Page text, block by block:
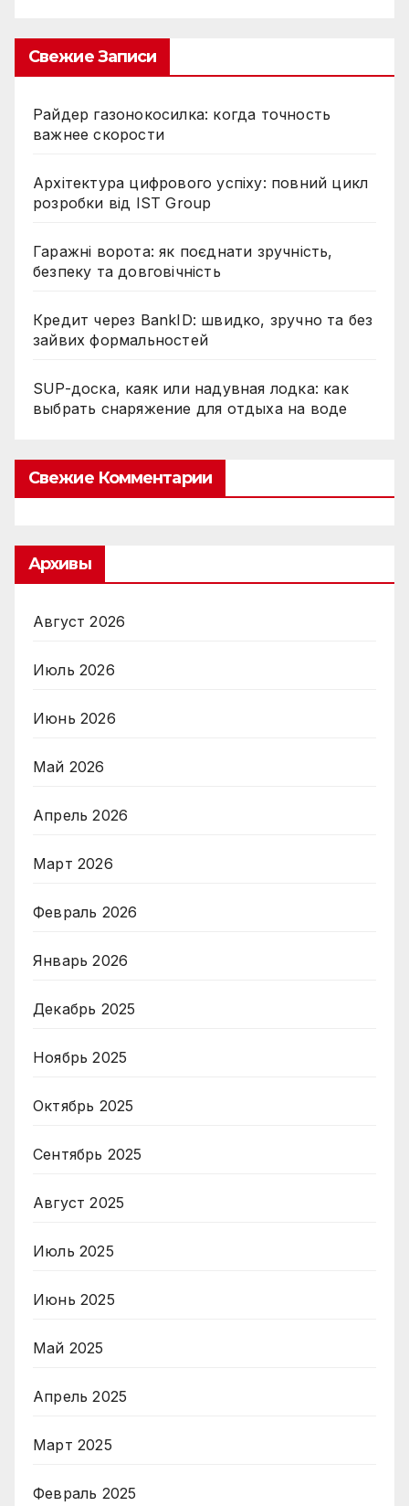
Свежие Записи
Райдер газонокосилка: когда точность
важнее скорости
Архітектура цифрового успіху: повний цикл
розробки від IST Group
Гаражні ворота: як поєднати зручність,
безпеку та довговічність
Кредит через BankID: швидко, зручно та без
зайвих формальностей
SUP-доска, каяк или надувная лодка: как
выбрать снаряжение для отдыха на воде
Свежие Комментарии
Архивы
Август 2026
Июль 2026
Июнь 2026
Май 2026
Апрель 2026
Март 2026
Февраль 2026
Январь 2026
Декабрь 2025
Ноябрь 2025
Октябрь 2025
Сентябрь 2025
Август 2025
Июль 2025
Июнь 2025
Май 2025
Апрель 2025
Март 2025
Февраль 2025